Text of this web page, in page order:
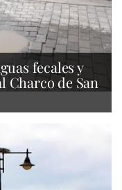
fecales y
Charco de San